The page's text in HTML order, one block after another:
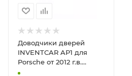
Доводчики дверей
INVENTCAR AP1 для
Porsche от 2012 г.в.
(Комплект на 4 двери)